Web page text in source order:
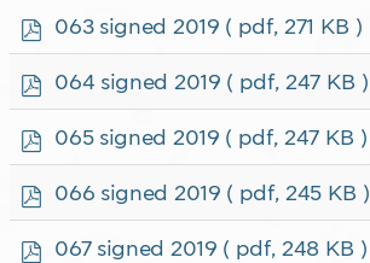
p
063 signed 2019 ( pdf, 271 KB )
p
064 signed 2019 ( pdf, 247 KB )
p
065 signed 2019 ( pdf, 247 KB )
p
066 signed 2019 ( pdf, 245 KB )
p
067 signed 2019 ( pdf, 248 KB )